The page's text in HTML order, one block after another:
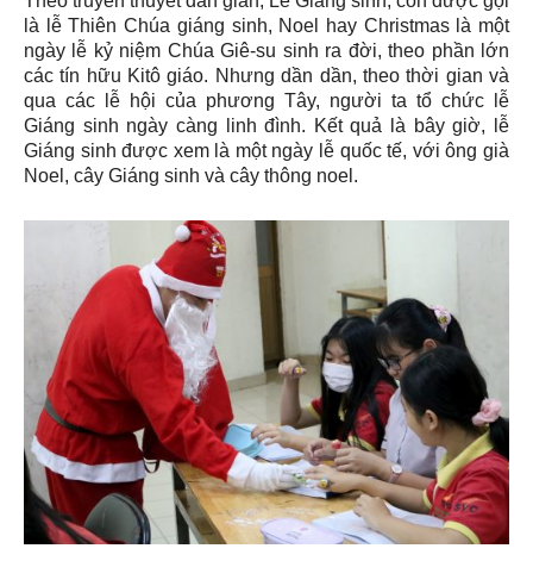
là lễ Thiên Chúa giáng sinh, Noel hay Christmas là một
ngày lễ kỷ niệm Chúa Giê-su sinh ra đời, theo phần lớn
các tín hữu Kitô giáo. Nhưng dần dần, theo thời gian và
qua các lễ hội của phương Tây, người ta tổ chức lễ
Giáng sinh ngày càng linh đình. Kết quả là bây giờ, lễ
Giáng sinh được xem là một ngày lễ quốc tế, với ông già
Noel, cây Giáng sinh và cây thông noel.